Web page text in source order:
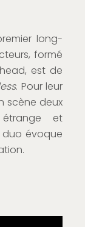
long-
formé
est de
. Pour leur
scène deux
et
évoque